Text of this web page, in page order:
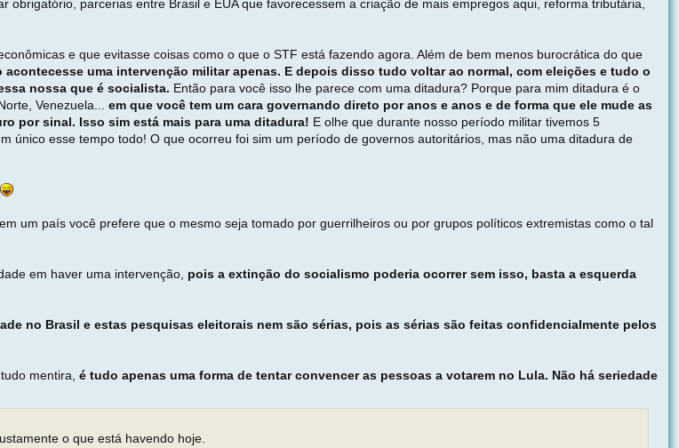
obrigatório, parcerias entre Brasil e EUA que favorecessem a criação de mais empregos aqui, reforma tributária,
e que evitasse coisas como o que o STF está fazendo agora. Além de bem menos burocrática do que
uma intervenção militar apenas. E depois disso tudo voltar ao normal, com eleições e tudo o
nossa que é socialista. Então para você isso lhe parece com uma ditadura? Porque para mim ditadura é o
Venezuela... em que você tem um cara governando direto por anos e anos e de forma que ele mude as
por sinal. Isso sim está mais para uma ditadura! E olhe que durante nosso período militar tivemos 5
único esse tempo todo! O que ocorreu foi sim um período de governos autoritários, mas não uma ditadura de
um país você prefere que o mesmo seja tomado por guerrilheiros ou por grupos políticos extremistas como o tal
em haver uma intervenção, pois a extinção do socialismo poderia ocorrer sem isso, basta a esquerda
no Brasil e estas pesquisas eleitorais nem são sérias, pois as sérias são feitas confidencialmente pelos
mentira, é tudo apenas uma forma de tentar convencer as pessoas a votarem no Lula. Não há seriedade
o que está havendo hoje.